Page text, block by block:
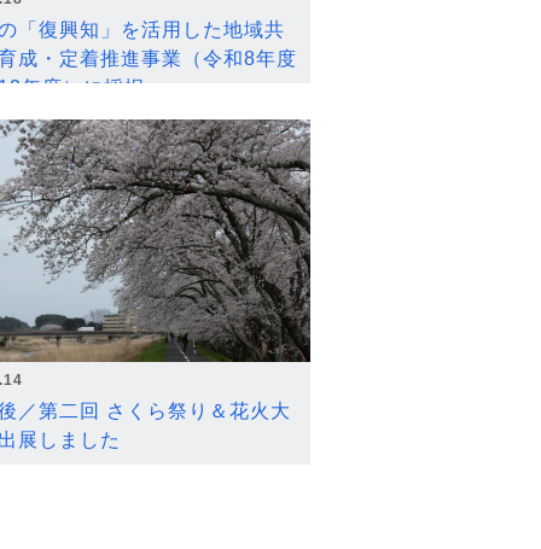
「復興知」を活用した地域共
成・定着推進事業（令和8年度
年度）に採択
／第二回 さくら祭り＆花火大
展しました